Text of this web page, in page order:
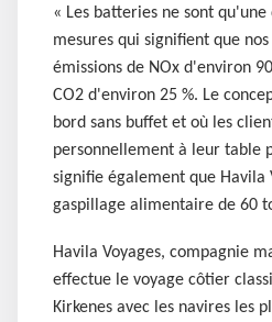
« Les batteries ne sont qu'une
mesures qui signifient que
émissions de NOx d'environ
CO2 d'environ 25 %. Le
bord sans buffet et où les
personnellement à leur table
signifie également que Havila
gaspillage alimentaire de 60
Havila Voyages, compagnie
effectue le voyage côtier
Kirkenes avec les navires les